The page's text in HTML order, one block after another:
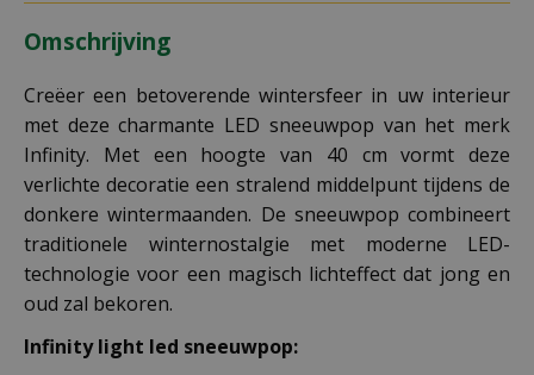
Omschrijving
Creëer een betoverende wintersfeer in uw interieur
met deze charmante LED sneeuwpop van het merk
Infinity. Met een hoogte van 40 cm vormt deze
verlichte decoratie een stralend middelpunt tijdens de
donkere wintermaanden. De sneeuwpop combineert
traditionele winternostalgie met moderne LED-
technologie voor een magisch lichteffect dat jong en
oud zal bekoren.
Infinity light led sneeuwpop: